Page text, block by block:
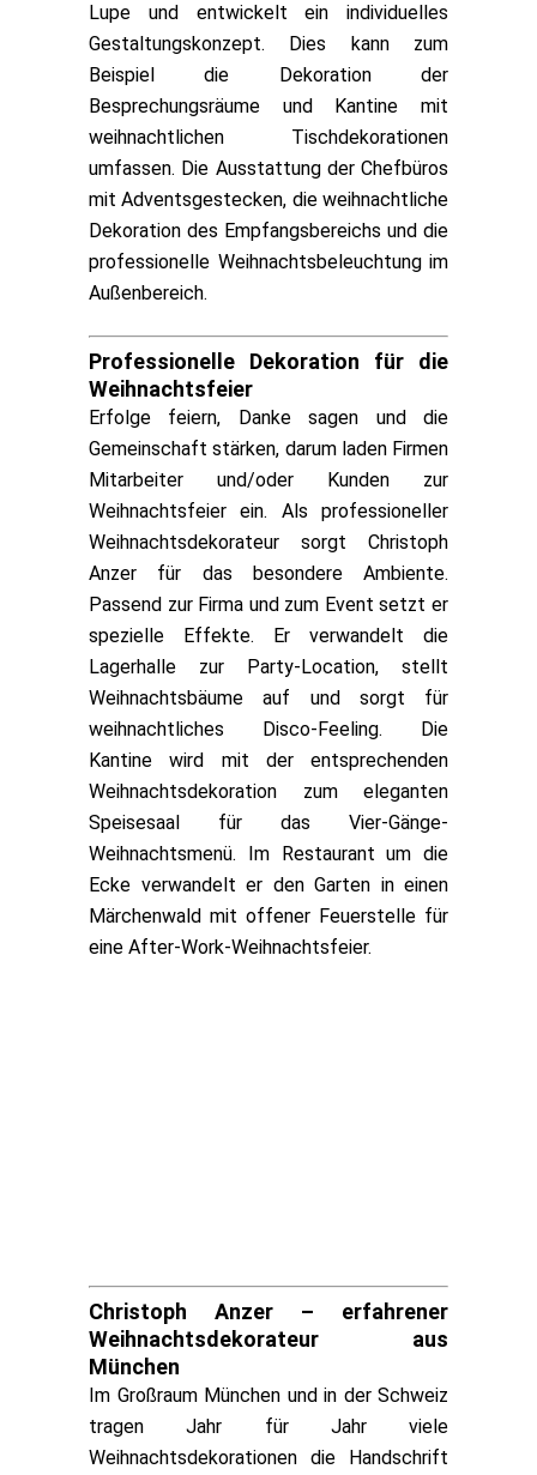
Lupe und entwickelt ein individuelles
Gestaltungskonzept. Dies kann zum
Beispiel die Dekoration der
Besprechungsräume und Kantine mit
weihnachtlichen Tischdekorationen
umfassen. Die Ausstattung der Chefbüros
mit Adventsgestecken, die weihnachtliche
Dekoration des Empfangsbereichs und die
professionelle Weihnachtsbeleuchtung im
Außenbereich.
Professionelle Dekoration für die
Weihnachtsfeier
Erfolge feiern, Danke sagen und die
Gemeinschaft stärken, darum laden Firmen
Mitarbeiter und/oder Kunden zur
Weihnachtsfeier ein. Als professioneller
Weihnachtsdekorateur sorgt Christoph
Anzer für das besondere Ambiente.
Passend zur Firma und zum Event setzt er
spezielle Effekte. Er verwandelt die
Lagerhalle zur Party-Location, stellt
Weihnachtsbäume auf und sorgt für
weihnachtliches Disco-Feeling. Die
Kantine wird mit der entsprechenden
Weihnachtsdekoration zum eleganten
Speisesaal für das Vier-Gänge-
Weihnachtsmenü. Im Restaurant um die
Ecke verwandelt er den Garten in einen
Märchenwald mit offener Feuerstelle für
eine After-Work-Weihnachtsfeier.
Christoph Anzer – erfahrener
Weihnachtsdekorateur aus
München
Im Großraum München und in der Schweiz
tragen Jahr für Jahr viele
Weihnachtsdekorationen die Handschrift